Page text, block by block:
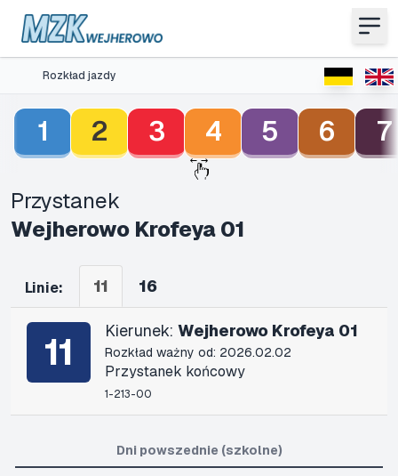
Rozkład jazdy
1 2 3 4 5 6 7
Przystanek
Wejherowo Krofeya 01
Linie: 11 16
11 Kierunek: Wejherowo Krofeya 01
Rozkład ważny od: 2026.02.02
Przystanek końcowy
1-213-00
Dni powszednie (szkolne)